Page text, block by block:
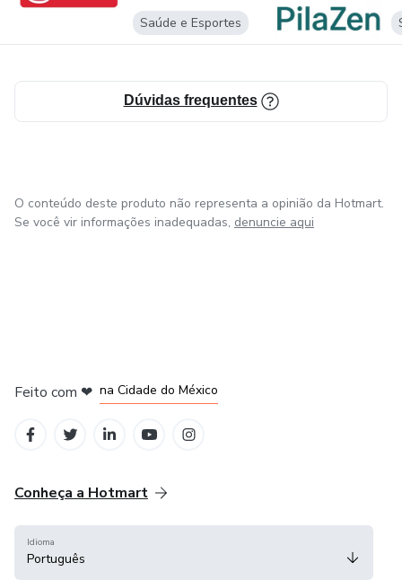
Saúde e Esportes
Dúvidas frequentes
O conteúdo deste produto não representa a opinião da Hotmart.
Se você vir informações inadequadas, denuncie aqui
Feito com ❤ na Cidade do México
Conheça a Hotmart
Idioma
Português